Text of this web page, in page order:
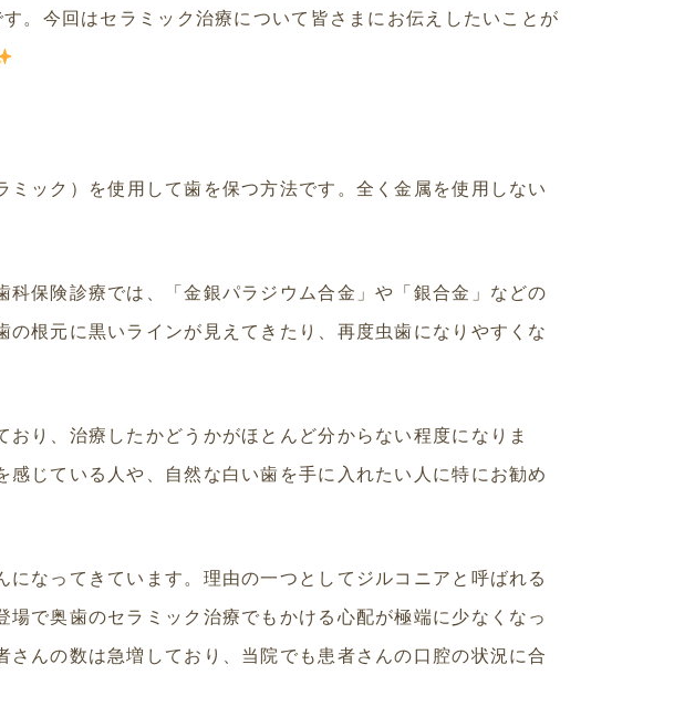
。今回はセラミック治療について皆さまにお伝えしたいことが
ミック）を使用して歯を保つ方法です。全く金属を使用しない
保険診療では、「金銀パラジウム合金」や「銀合金」などの
根元に黒いラインが見えてきたり、再度虫歯になりやすくな
り、治療したかどうかがほとんど分からない程度になりま
じている人や、自然な白い歯を手に入れたい人に特にお勧め
なってきています。理由の一つとしてジルコニアと呼ばれる
で奥歯のセラミック治療でもかける心配が極端に少なくなっ
んの数は急増しており、当院でも患者さんの口腔の状況に合